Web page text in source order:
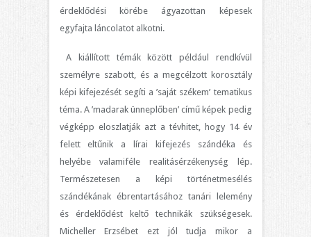
érdeklődési körébe ágyazottan képesek
egyfajta láncolatot alkotni.
A kiállított témák között például rendkívül
személyre szabott, és a megcélzott korosztály
képi kifejezését segíti a ’saját székem’ tematikus
téma. A ’madarak ünneplőben’ című képek pedig
végképp eloszlatják azt a tévhitet, hogy 14 év
felett eltűnik a lírai kifejezés szándéka és
helyébe valamiféle realitásérzékenység lép.
Természetesen a képi történetmesélés
szándékának ébrentartásához tanári lelemény
és érdeklődést keltő technikák szükségesek.
Micheller Erzsébet ezt jól tudja mikor a